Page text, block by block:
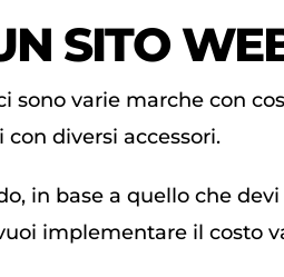
SITO
sono varie marche con
diversi accessori.
in base a quello che devi
implementare il costo